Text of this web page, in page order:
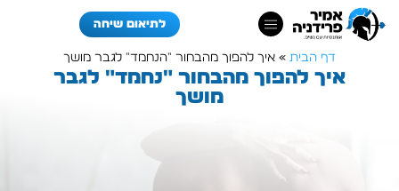
לתיאום שיחה
דף הבית » איך להפוך מהבחור "הנחמד" לגבר מושך
איך להפוך מהבחור "נחמד" לגבר
מושך